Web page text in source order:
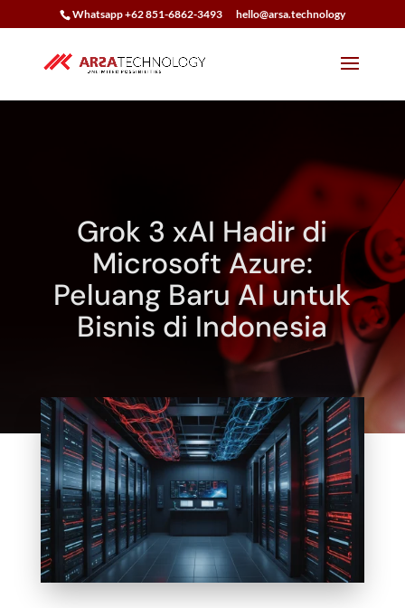
Whatsapp +62 851-6862-3493 hello@arsa.technology
Grok 3 xAI Hadir di
Microsoft Azure:
Peluang Baru AI untuk
Bisnis di Indonesia